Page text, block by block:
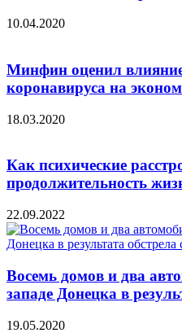
10.04.2020
Минфин оценил
коронавируса на
18.03.2020
Как психические
продолжительность
22.09.2022
Восемь домов и два
западе Донецка в
19.05.2020